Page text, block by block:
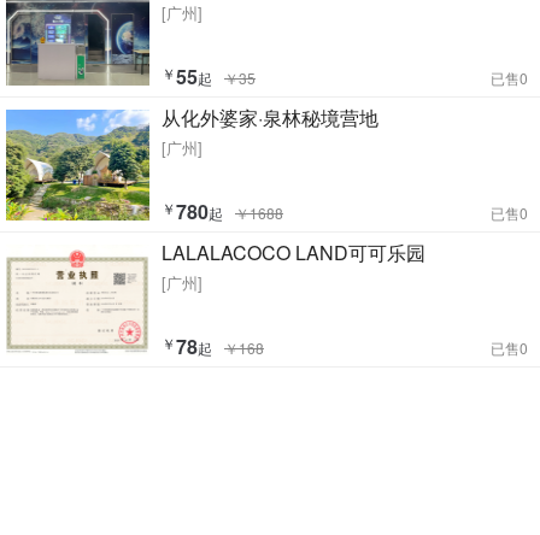
[广州]
￥55起 ￥35 已售0
从化外婆家·泉林秘境营地
[广州]
￥780起 ￥1688 已售0
LALALACOCO LAND可可乐园
[广州]
￥78起 ￥168 已售0